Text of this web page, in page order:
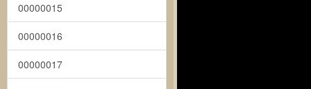
00000015
00000016
00000017